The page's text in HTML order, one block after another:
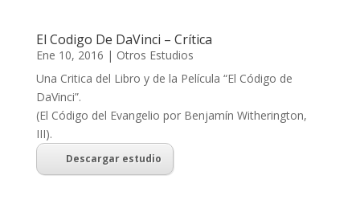
El Codigo De DaVinci – Crítica
Ene 10, 2016 | Otros Estudios
Una Critica del Libro y de la Película “El Código de
DaVinci”.
(El Código del Evangelio por Benjamín Witherington,
III).
Descargar estudio